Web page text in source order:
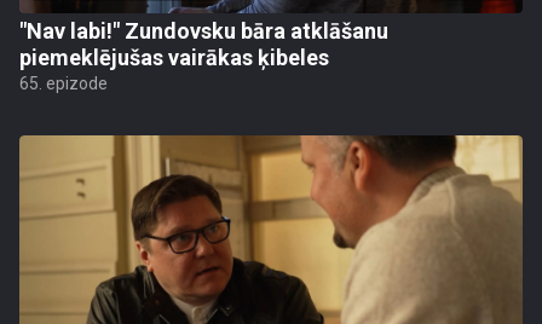
"Nav labi!" Zundovsku bāra atklāšanu
piemeklējušas vairākas ķibeles
65. epizode